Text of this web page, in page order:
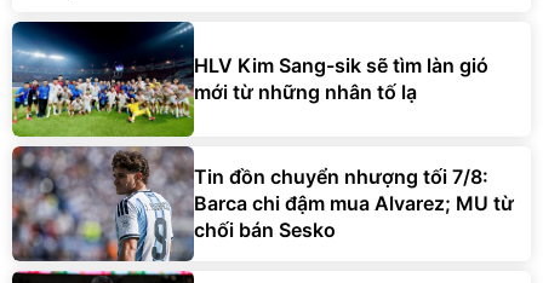
HLV Kim Sang-sik sẽ tìm làn gió
mới từ những nhân tố lạ
Tin đồn chuyển nhượng tối 7/8:
Barca chi đậm mua Alvarez; MU từ
chối bán Sesko